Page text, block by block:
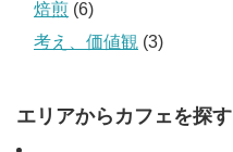
焙煎 (6)
考え、価値観 (3)
エリアからカフェを探す